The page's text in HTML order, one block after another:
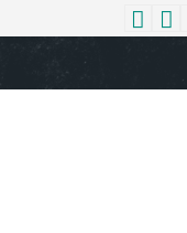
बिजनेस